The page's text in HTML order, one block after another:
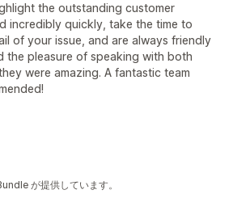
the outstanding customer
incredibly quickly, take the time to
of your issue, and are always friendly
the pleasure of speaking with both
were amazing. A fantastic team
が提供しています。